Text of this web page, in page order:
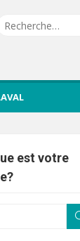
Recherche
est votre